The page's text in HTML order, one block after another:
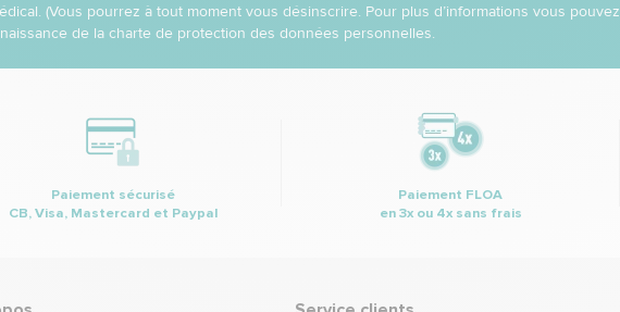
(Vous pourrez à tout moment vous désinscrire. Pour plus d’informations vous pouvez
de la charte de protection des données personnelles.
Paiement sécurisé
CB, Visa, Mastercard et Paypal
Paiement FLOA
en 3x ou 4x sans frais